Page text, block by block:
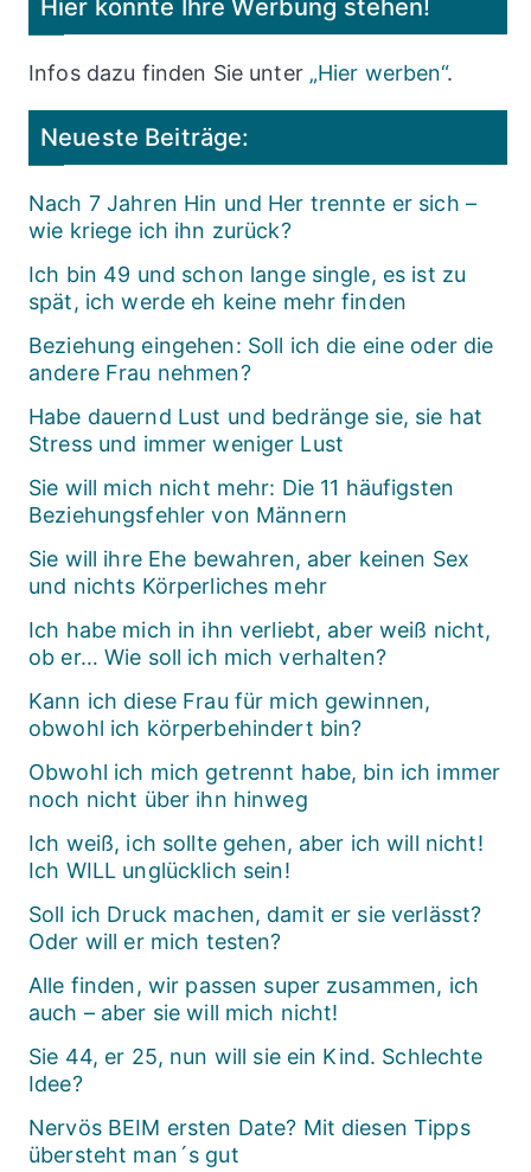
Hier könnte Ihre Werbung stehen!
Infos dazu finden Sie unter „Hier werben“.
Neueste Beiträge:
Nach 7 Jahren Hin und Her trennte er sich –
wie kriege ich ihn zurück?
Ich bin 49 und schon lange single, es ist zu
spät, ich werde eh keine mehr finden
Beziehung eingehen: Soll ich die eine oder die
andere Frau nehmen?
Habe dauernd Lust und bedränge sie, sie hat
Stress und immer weniger Lust
Sie will mich nicht mehr: Die 11 häufigsten
Beziehungsfehler von Männern
Sie will ihre Ehe bewahren, aber keinen Sex
und nichts Körperliches mehr
Ich habe mich in ihn verliebt, aber weiß nicht,
ob er… Wie soll ich mich verhalten?
Kann ich diese Frau für mich gewinnen,
obwohl ich körperbehindert bin?
Obwohl ich mich getrennt habe, bin ich immer
noch nicht über ihn hinweg
Ich weiß, ich sollte gehen, aber ich will nicht!
Ich WILL unglücklich sein!
Soll ich Druck machen, damit er sie verlässt?
Oder will er mich testen?
Alle finden, wir passen super zusammen, ich
auch – aber sie will mich nicht!
Sie 44, er 25, nun will sie ein Kind. Schlechte
Idee?
Nervös BEIM ersten Date? Mit diesen Tipps
übersteht man´s gut